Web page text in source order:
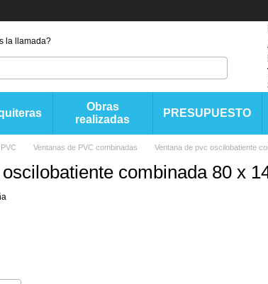
la llamada?
Obras
realizadas
PRESUPUESTO
Ventanas de PVC combinadas Ventana de pvc oscilobatiente
combinada 80 x